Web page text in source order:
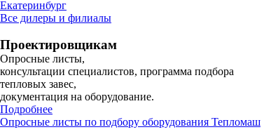
Екатеринбург
Все дилеры и филиалы
Проектировщикам
Опросные листы,
консультации специалистов, программа подбора
тепловых завес,
документация на оборудование.
Подробнее
Опросные листы по подбору оборудования Тепломаш